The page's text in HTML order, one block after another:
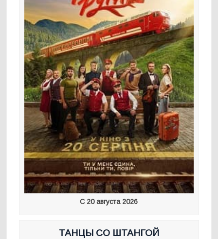
С 20 августа 2026
ТАНЦЫ СО ШТАНГОЙ